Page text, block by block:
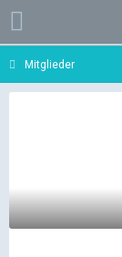
Mitglieder